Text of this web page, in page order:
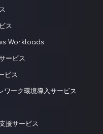
ス
Workloads
ービス
ビス
ーク環境導入サービス
援サービス